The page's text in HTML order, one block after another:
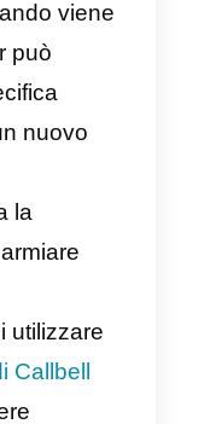
un Google
1
contatto e nella
il numero di
inviare